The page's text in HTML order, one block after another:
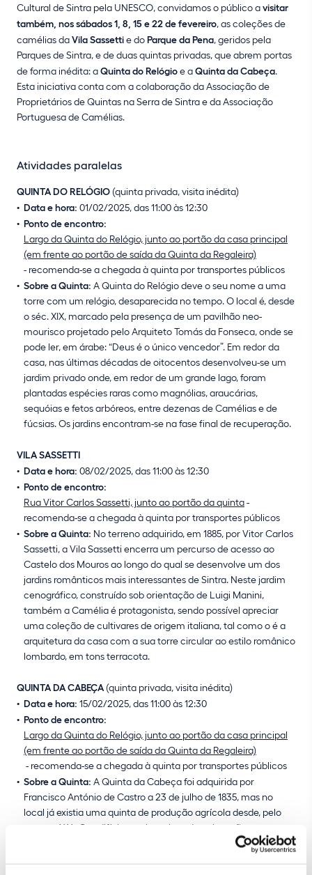
Cultural de Sintra pela UNESCO, convidamos o público avisitar
também, nos sábados 1, 8, 15 e 22 de fevereiro, as coleções de
camélias daVila Sassettie doParque da Pena, geridos pela
Parques de Sintra, e de duas quintas privadas, que abrem portas
de forma inédita: aQuinta do Relógioe aQuinta da Cabeça.
Esta iniciativa conta com a colaboração da Associação de
Proprietários de Quintas na Serra de Sintra e da Associação
Portuguesa de Camélias.
Atividades paralelas
QUINTA DO RELÓGIO (quinta privada, visita inédita)
Data e hora: 01/02/2025, das 11:00 às 12:30
Ponto de encontro:
Largo da Quinta do Relógio, junto ao portão da casa principal
(em frente ao portão de saída da Quinta da Regaleira)
- recomenda-se a chegada à quinta por transportes públicos
Sobre a Quinta: A Quinta do Relógio deve o seu nome a uma
torre com um relógio, desaparecida no tempo. O local é, desde
o séc. XIX, marcado pela presença de um pavilhão neo-
mourisco projetado pelo Arquiteto Tomás da Fonseca, onde se
pode ler, em árabe: “Deus é o único vencedor”. Em redor da
casa, nas últimas décadas de oitocentos desenvolveu-se um
jardim privado onde, em redor de um grande lago, foram
plantadas espécies raras como magnólias, araucárias,
sequóias e fetos arbóreos, entre dezenas de Camélias e de
fúcsias. Os jardins encontram-se na fase final de recuperação.
VILA SASSETTI
Data e hora: 08/02/2025, das 11:00 às 12:30
Ponto de encontro:
Rua Vitor Carlos Sassetti, junto ao portão da quinta-
recomenda-se a chegada à quinta por transportes públicos
Sobre a Quinta: No terreno adquirido, em 1885, por Vitor Carlos
Sassetti, a Vila Sassetti encerra um percurso de acesso ao
Castelo dos Mouros ao longo do qual se desenvolve um dos
jardins românticos mais interessantes de Sintra. Neste jardim
cenográfico, construído sob orientação de Luigi Manini,
também a Camélia é protagonista, sendo possível apreciar
uma coleção de cultivares de origem italiana, tal como o é a
arquitetura da casa com a sua torre circular ao estilo românico
lombardo, em tons terracota.
QUINTA DA CABEÇA (quinta privada, visita inédita)
Data e hora: 15/02/2025, das 11:00 às 12:30
Ponto de encontro:
Largo da Quinta do Relógio, junto ao portão da casa principal
(em frente ao portão de saída da Quinta da Regaleira)
- recomenda-se a chegada à quinta por transportes públicos
Sobre a Quinta: A Quinta da Cabeça foi adquirida por
Francisco António de Castro a 23 de julho de 1835, mas no
local já existia uma quinta de produção agrícola desde, pelo
menos, 1614. Os edifícios mais antigos da quinta são
dependências agrícolas medievais, encontrando-se a casa